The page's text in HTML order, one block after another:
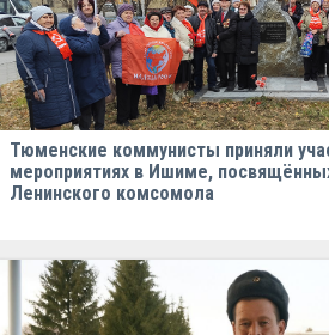
Тюменские коммунисты приняли
мероприятиях в Ишиме,
Ленинского комсомола